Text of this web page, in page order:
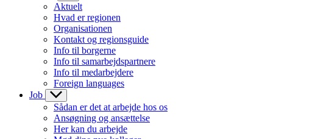
Aktuelt
Hvad er regionen
Organisationen
Kontakt og regionsguide
Info til borgerne
Info til samarbejdspartnere
Info til medarbejdere
Foreign languages
Job
Sådan er det at arbejde hos os
Ansøgning og ansættelse
Her kan du arbejde